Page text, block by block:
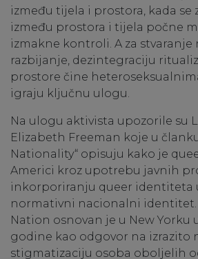
između tijela i prostora, kada
između prostora i tijela počne
izmakne kontroli. A za stvaranje
razbijanje, dezintegraciju
prostore čine
igraju ključnu ulogu.
Na ulogu aktivista upozorile su
Elizabeth Freeman koje u
Nationality“ opisuju kako je
Americi kroz upotrebu javnih
inkorporiranju queer identiteta
normativni nacionalni identitet.
Nation osnovan je u New Yorku
godine kao odgovor na izrazito
stigmatizaciju osoba oboljelih